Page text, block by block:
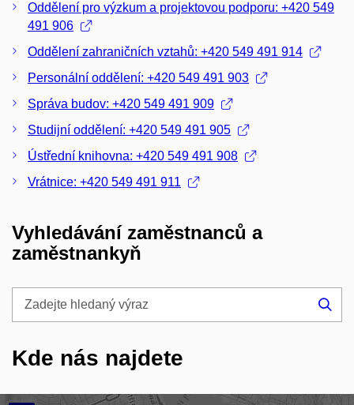
Oddělení pro výzkum a projektovou podporu: +420 549
491 906
Oddělení zahraničních vztahů: +420 549 491 914
Personální oddělení: +420 549 491 903
Správa budov: +420 549 491 909
Studijní oddělení: +420 549 491 905
Ústřední knihovna: +420 549 491 908
Vrátnice: +420 549 491 911
Vyhledávání zaměstnanců a
zaměstnankyň
hledaný
Kde nás najdete